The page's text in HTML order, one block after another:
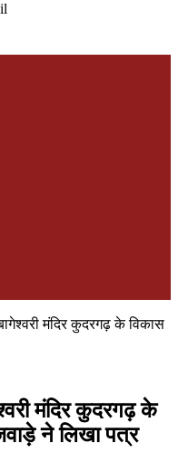
बागेश्वरी मंदिर कुदरगढ़ के विकास
मंदिर कुदरगढ़ के
ने लिखा पत्र